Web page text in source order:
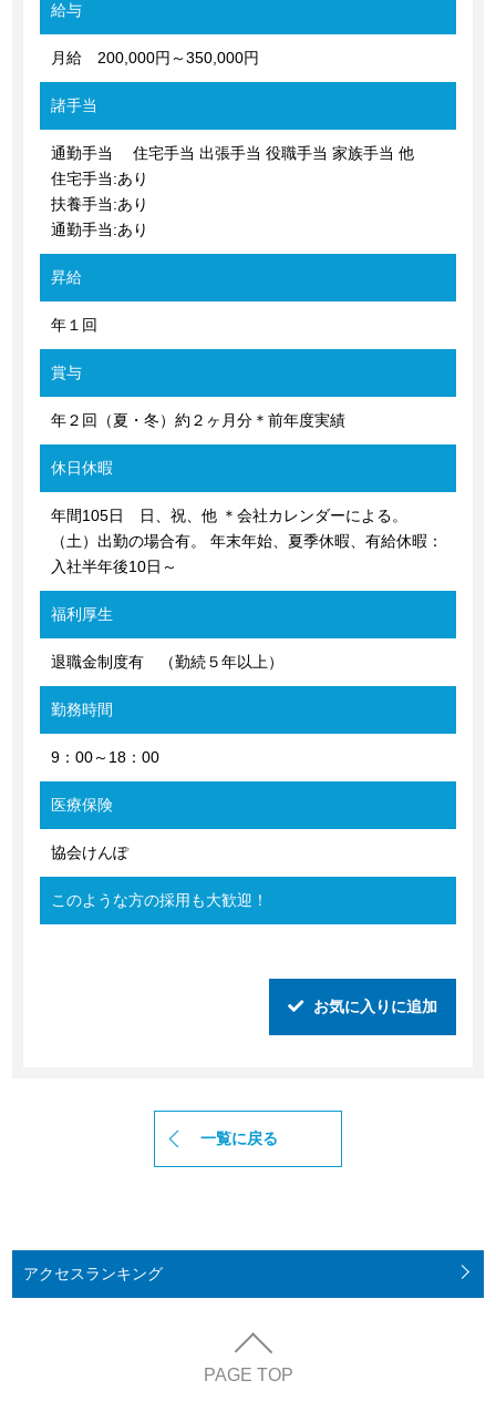
給与
月給 200,000円～350,000円
諸手当
通勤手当 住宅手当 出張手当 役職手当 家族手当 他
住宅手当:あり
扶養手当:あり
通勤手当:あり
昇給
年１回
賞与
年２回（夏・冬）約２ヶ月分＊前年度実績
休日休暇
年間105日 日、祝、他 ＊会社カレンダーによる。
（土）出勤の場合有。 年末年始、夏季休暇、有給休暇：
入社半年後10日～
福利厚生
退職金制度有 （勤続５年以上）
勤務時間
9：00～18：00
医療保険
協会けんぽ
このような方の採用も大歓迎！
お気に入りに追加
一覧に戻る
アクセスランキング
PAGE TOP